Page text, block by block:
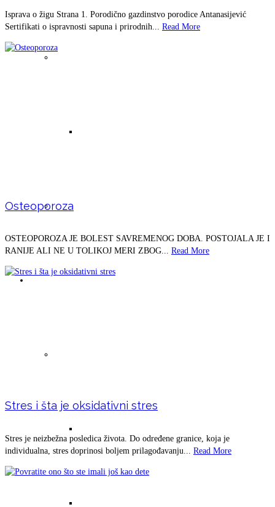
Tinktura od koprive
Uslovi za život čoveka
Isprava o žigu Strana 1. Porodično gazdinstvo porodice Antanasijević
Sertifikati o ispravnosti sapuna i prirodnih... Read More
Osteoporoza
OSTEOPOROZA JE BOLEST SAVREMENOG DOBA. POSTOJALA JE I
RANIJE ALI NE U TOLIKOJ MERI ZBOG... Read More
Stres i šta je oksidativni stres
Stres je neizbežna posledica života. Do određene granice, koja je
individualna, stres doprinosi boljem prilagođavanju... Read More